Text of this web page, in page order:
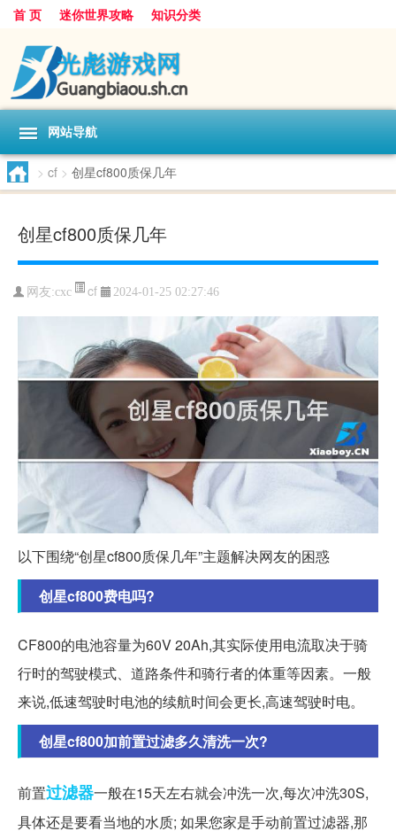
首 页 迷你世界攻略 知识分类
网站导航
> cf > 创星cf800质保几年
创星cf800质保几年
网友:cxc cf 2024-01-25 02:27:46
以下围绕“创星cf800质保几年”主题解决网友的困惑
创星cf800费电吗?
CF800的电池容量为60V 20Ah,其实际使用电流取决于骑
行时的驾驶模式、道路条件和骑行者的体重等因素。一般
来说,低速驾驶时电池的续航时间会更长,高速驾驶时电。
创星cf800加前置过滤多久清洗一次?
前置过滤器一般在15天左右就会冲洗一次,每次冲洗30S,
具体还是要看当地的水质; 如果您家是手动前置过滤器,那